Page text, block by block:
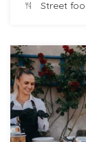
Street